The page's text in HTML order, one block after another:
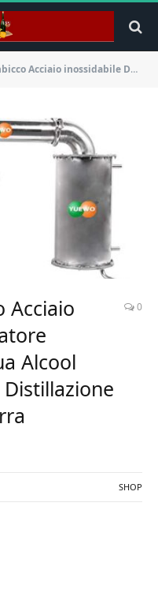
Temperatura Acqua Alcool Vino Oli Essenziali Distillazione Completo Kit di Birra FayeLong (50L)
Acciaio
Alcool
0
SHOP